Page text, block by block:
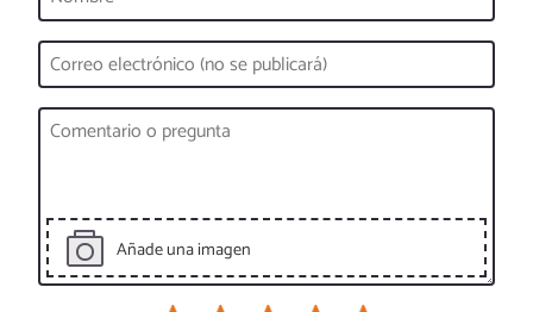
Añade una imagen